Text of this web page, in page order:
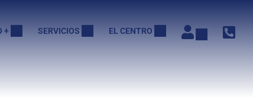
+ SERVICIOS EL CENTRO